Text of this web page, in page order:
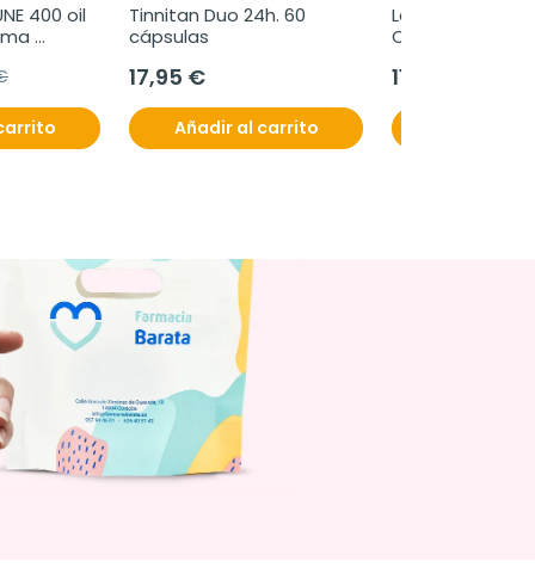
400 oil
Tinnitan Duo 24h. 60
cápsulas
17,95 €
Añadir al carrito
La Roche-Posay
Cicaplast
11,99 €